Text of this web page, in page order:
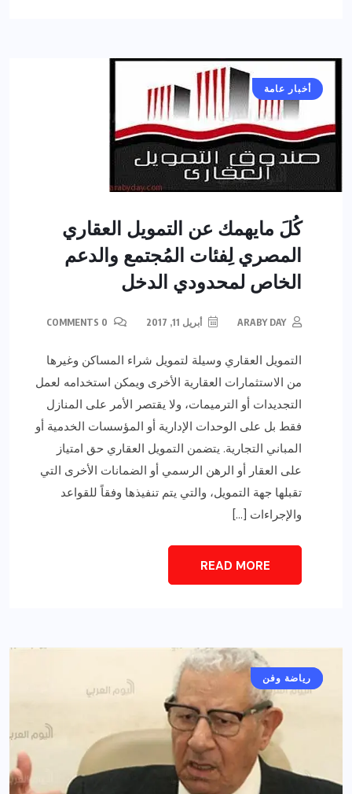
أخبار عامة
كُلَ مايهمك عن التمويل العقاري
المصري لِفئات المُجتمع والدعم
الخاص لمحدودي الدخل
ARABY DAY أبريل 11, 2017
التمويل العقاري وسيلة لتمويل شراء المساكن وغيرها
من الاستثمارات العقارية الأخرى ويمكن استخدامه لعمل
التجديدات أو الترميمات، ولا يقتصر الأمر على المنازل
فقط بل على الوحدات الإدارية أو المؤسسات الخدمية أو
المباني التجارية. يتضمن التمويل العقاري حق امتياز
على العقار أو الرهن الرسمي أو الضمانات الأخرى التي
تقبلها جهة التمويل، والتي يتم تنفيذها وفقاً للقواعد
والإجراءات […]
READ MORE
أخبار عامة
رياضة وفن